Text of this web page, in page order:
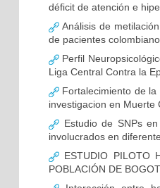
déficit de atención e
Análisis de
de pacientes
Perfil
Liga Central Contra la
Fortalecimiento de la
investigacion en Muerte
Estudio de SNPs
involucrados en
ESTUDIO PILOTO
POBLACIÓN DE